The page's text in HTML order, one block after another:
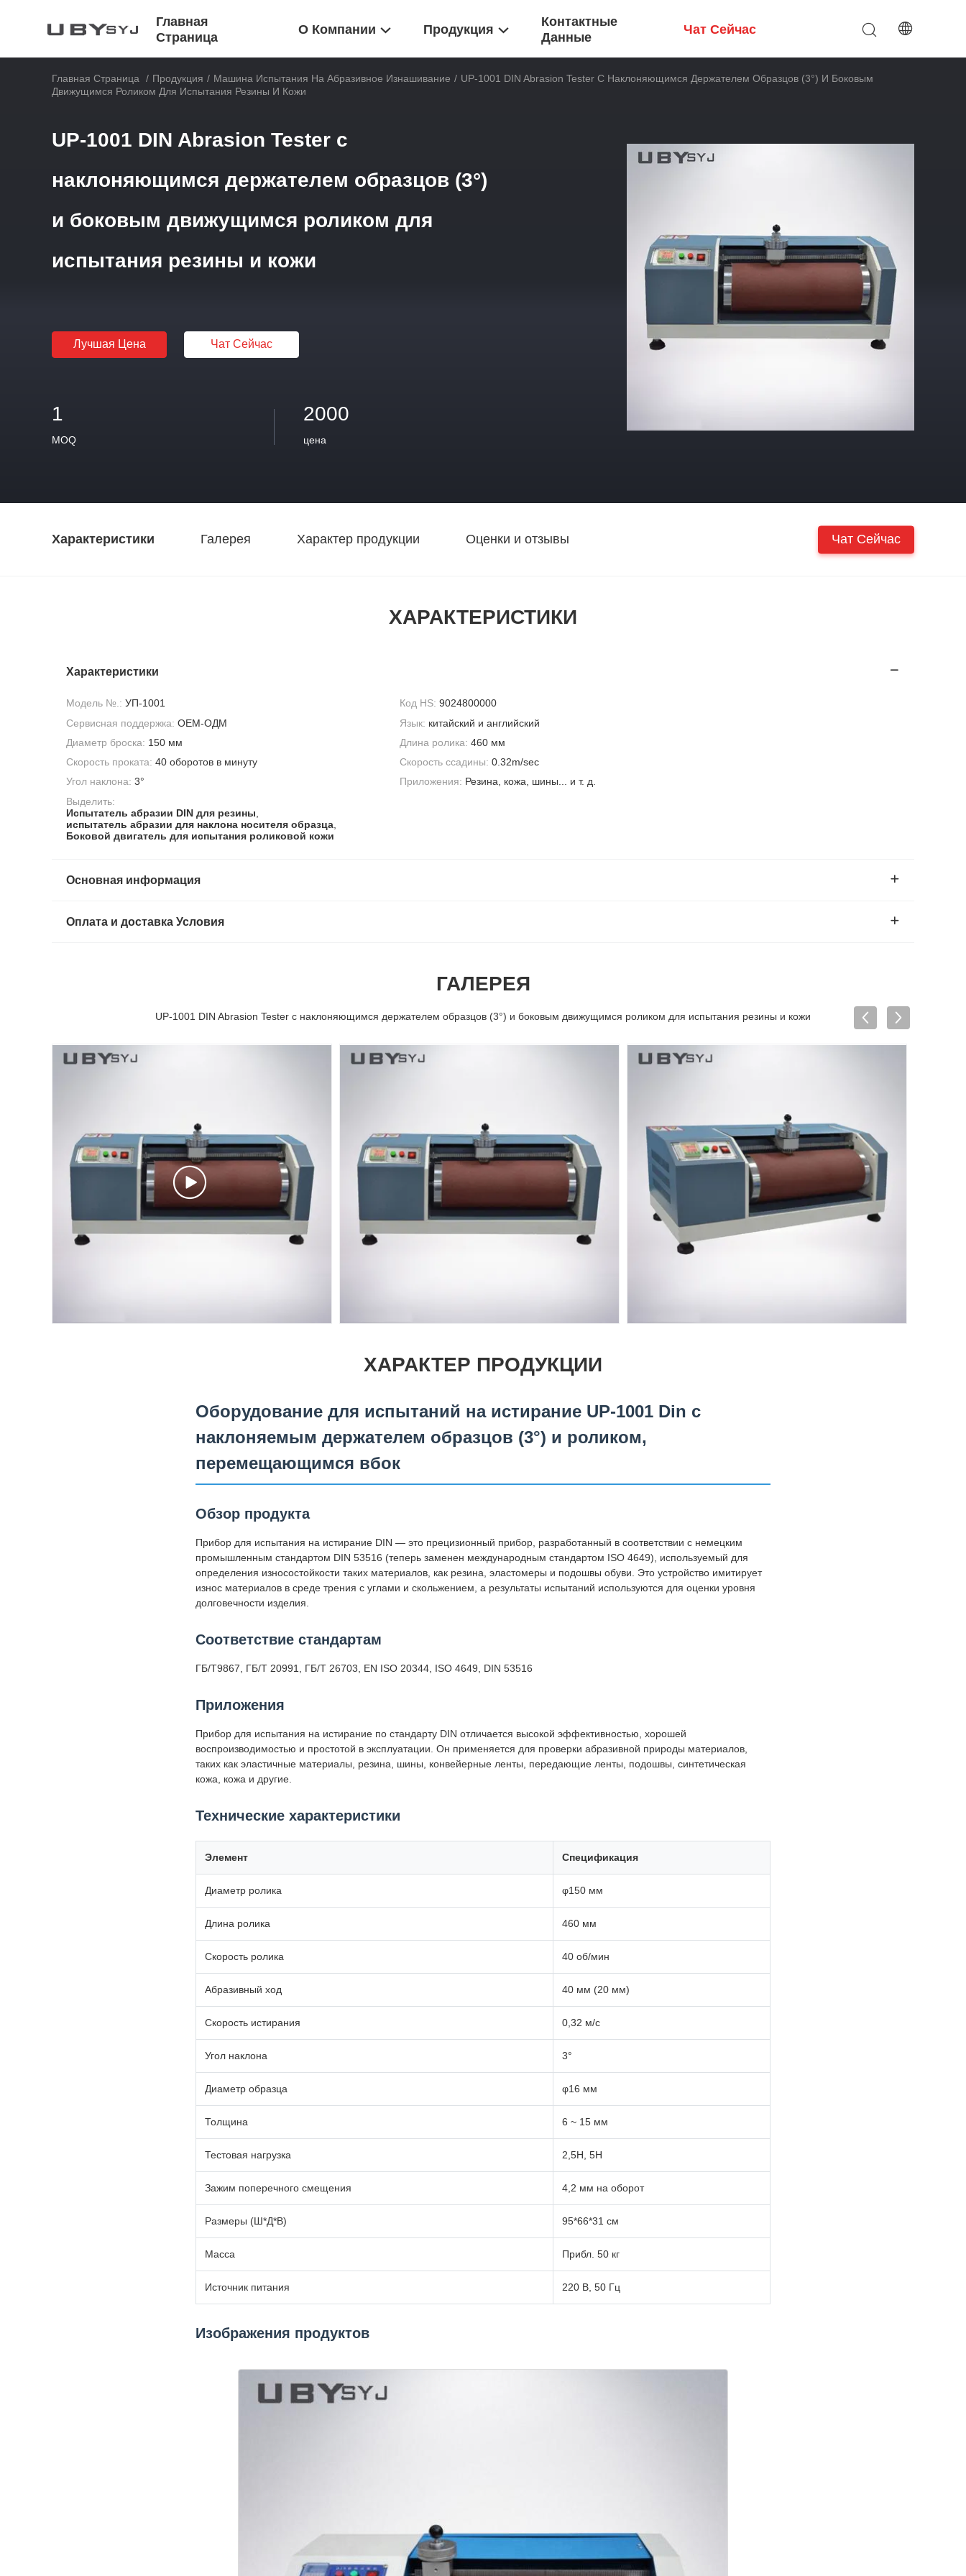
Главная
Страница
О Компании Продукция
Контактные
Данные
Чат Сейчас
Главная Страница / Продукция / Машина Испытания На Абразивное Изнашивание / UP-1001 DIN Abrasion Tester С Наклоняющимся Держателем Образцов (3°) И Боковым
Движущимся Роликом Для Испытания Резины И Кожи
UP-1001 DIN Abrasion Tester с
наклоняющимся держателем образцов (3°)
и боковым движущимся роликом для
испытания резины и кожи
Лучшая Цена Чат Сейчас
1
MOQ
2000
цена
Характеристики Галерея Характер продукции Оценки и отзывы Чат Сейчас
ХАРАКТЕРИСТИКИ
Характеристики
Модель №.: УП-1001 Код HS: 9024800000
Сервисная поддержка: OEM-ОДМ Язык: китайский и английский
Диаметр броска: 150 мм Длина ролика: 460 мм
Скорость проката: 40 оборотов в минуту Скорость ссадины: 0.32m/sec
Угол наклона: 3° Приложения: Резина, кожа, шины... и т. д.
Выделить:
Испытатель абразии DIN для резины
испытатель абразии для наклона носителя образца
Боковой двигатель для испытания роликовой кожи
Основная информация
Оплата и доставка Условия
ГАЛЕРЕЯ
UP-1001 DIN Abrasion Tester с наклоняющимся держателем образцов (3°) и боковым движущимся роликом для испытания резины и кожи
ХАРАКТЕР ПРОДУКЦИИ
Оборудование для испытаний на истирание UP-1001 Din с
наклоняемым держателем образцов (3°) и роликом,
перемещающимся вбок
Обзор продукта
Прибор для испытания на истирание DIN — это прецизионный прибор, разработанный в соответствии с немецким
промышленным стандартом DIN 53516 (теперь заменен международным стандартом ISO 4649), используемый для
определения износостойкости таких материалов, как резина, эластомеры и подошвы обуви. Это устройство имитирует
износ материалов в среде трения с углами и скольжением, а результаты испытаний используются для оценки уровня
долговечности изделия.
Соответствие стандартам
ГБ/Т9867, ГБ/Т 20991, ГБ/Т 26703, EN ISO 20344, ISO 4649, DIN 53516
Приложения
Прибор для испытания на истирание по стандарту DIN отличается высокой эффективностью, хорошей
воспроизводимостью и простотой в эксплуатации. Он применяется для проверки абразивной природы материалов,
таких как эластичные материалы, резина, шины, конвейерные ленты, передающие ленты, подошвы, синтетическая
кожа, кожа и другие.
Технические характеристики
Элемент Спецификация
Диаметр ролика φ150 мм
Длина ролика 460 мм
Скорость ролика 40 об/мин
Абразивный ход 40 мм (20 мм)
Скорость истирания 0,32 м/с
Угол наклона 3°
Диаметр образца φ16 мм
Толщина 6 ~ 15 мм
Тестовая нагрузка 2,5Н, 5Н
Зажим поперечного смещения 4,2 мм на оборот
Размеры (Ш*Д*В) 95*66*31 см
Масса Прибл. 50 кг
Источник питания 220 В, 50 Гц
Изображения продуктов